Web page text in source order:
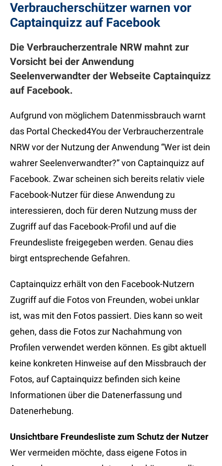
Verbraucherschützer warnen vor
Captainquizz auf Facebook
Die Verbraucherzentrale NRW mahnt zur
Vorsicht bei der Anwendung
Seelenverwandter der Webseite Captainquizz
auf Facebook.
Aufgrund von möglichem Datenmissbrauch warnt
das Portal Checked4You der Verbraucherzentrale
NRW vor der Nutzung der Anwendung “Wer ist dein
wahrer Seelenverwandter?” von Captainquizz auf
Facebook. Zwar scheinen sich bereits relativ viele
Facebook-Nutzer für diese Anwendung zu
interessieren, doch für deren Nutzung muss der
Zugriff auf das Facebook-Profil und auf die
Freundesliste freigegeben werden. Genau dies
birgt entsprechende Gefahren.
Captainquizz erhält von den Facebook-Nutzern
Zugriff auf die Fotos von Freunden, wobei unklar
ist, was mit den Fotos passiert. Dies kann so weit
gehen, dass die Fotos zur Nachahmung von
Profilen verwendet werden können. Es gibt aktuell
keine konkreten Hinweise auf den Missbrauch der
Fotos, auf Captainquizz befinden sich keine
Informationen über die Datenerfassung und
Datenerhebung.
Unsichtbare Freundesliste zum Schutz der Nutzer
Wer vermeiden möchte, dass eigene Fotos in